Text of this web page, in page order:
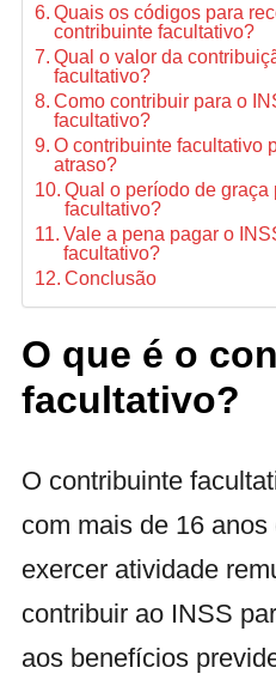
Quais os códigos para
contribuinte facultativo?
Qual o valor da
facultativo?
Como contribuir para o
facultativo?
O contribuinte facultativo
atraso?
Qual o período de graça
facultativo?
Vale a pena pagar o
facultativo?
Conclusão
O que é o
facultativo?
O contribuinte
com mais de 16
exercer atividade
contribuir ao INSS
aos benefícios